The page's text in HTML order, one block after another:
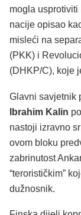
mogla
nacije opisao
misleći na
(PKK) i
(DHKP/C), koje
Glavni savjetnik
Ibrahim Kalin
nastoji izravno
ovom bloku
zabrinutost
“terorističkim”
dužnosnik.